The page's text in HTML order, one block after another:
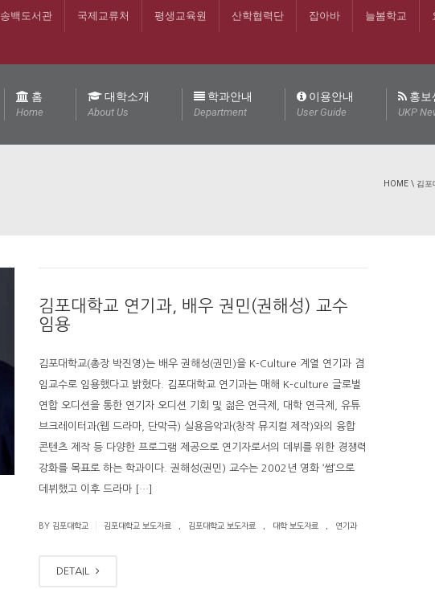
송백도서관 국제교류처 평생교육원 산학협력단 잡아바 늘봄학교
홈
Home
대학소개
About Us
학과안내
Department
이용안내
User Guide
홍보
UKP
HOME \ 김포
김포대학교 연기과, 배우 권민(권해성) 교수
임용
김포대학교(총장 박진영)는 배우 권해성(권민)을 K-Culture 계열 연기과 겸
임교수로 임용했다고 밝혔다. 김포대학교 연기과는 매해 K-culture 글로벌
연합 오디션을 통한 연기자 오디션 기회 및 젊은 연극제, 대학 연극제, 유튜
브크레이터과(웹 드라마, 단막극) 실용음악과(창작 뮤지컬 제작)와의 융합
콘텐츠 제작 등 다양한 프로그램 제공으로 연기자로서의 데뷔를 위한 경쟁력
강화를 목표로 하는 학과이다. 권해성(권민) 교수는 2002년 영화 ‘썸’으로
데뷔했고 이후 드라마 […]
BY 김포대학교 김포대학교 보도자료 김포대학교 보도자료 대학 보도자료 연기과
DETAIL